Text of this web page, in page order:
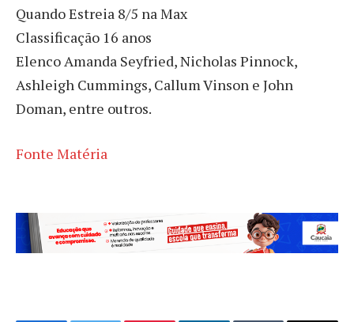
Quando Estreia 8/5 na Max
Classificação 16 anos
Elenco Amanda Seyfried, Nicholas Pinnock,
Ashleigh Cummings, Callum Vinson e John
Doman, entre outros.
Fonte Matéria